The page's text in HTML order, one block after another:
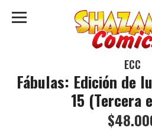
ECC
Fábulas: Edición de
15 (Tercera